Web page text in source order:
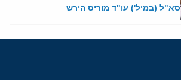
סא"ל (במיל') עו"ד מוריס הירש